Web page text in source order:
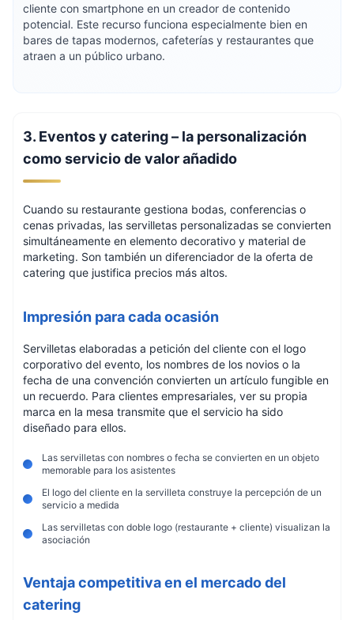
cliente con smartphone en un creador de contenido
potencial. Este recurso funciona especialmente bien en
bares de tapas modernos, cafeterías y restaurantes que
atraen a un público urbano.
3. Eventos y catering – la personalización
como servicio de valor añadido
Cuando su restaurante gestiona bodas, conferencias o
cenas privadas, las servilletas personalizadas se convierten
simultáneamente en elemento decorativo y material de
marketing. Son también un diferenciador de la oferta de
catering que justifica precios más altos.
Impresión para cada ocasión
Servilletas elaboradas a petición del cliente con el logo
corporativo del evento, los nombres de los novios o la
fecha de una convención convierten un artículo fungible en
un recuerdo. Para clientes empresariales, ver su propia
marca en la mesa transmite que el servicio ha sido
diseñado para ellos.
Las servilletas con nombres o fecha se convierten en un objeto
memorable para los asistentes
El logo del cliente en la servilleta construye la percepción de un
servicio a medida
Las servilletas con doble logo (restaurante + cliente) visualizan la
asociación
Ventaja competitiva en el mercado del
catering